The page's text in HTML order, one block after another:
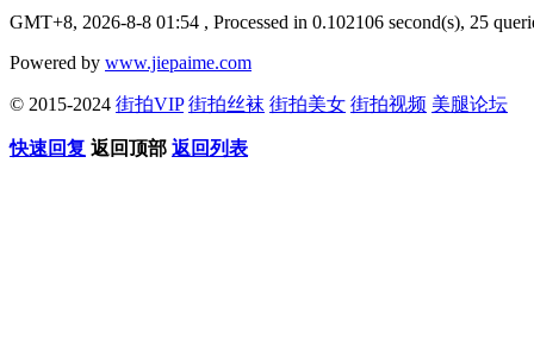
GMT+8, 2026-8-8 01:54 , Processed in 0.102106 second(s), 25
Powered by www.jiepaime.com
© 2015-2024 街拍VIP 街拍丝袜 街拍美女 街拍视频 美腿论坛
快速回复 返回顶部 返回列表